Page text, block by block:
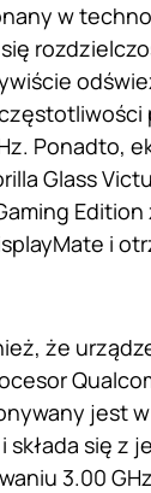
w
Ponadto,
Glass
Edition
i
że
jest
się z
3.00